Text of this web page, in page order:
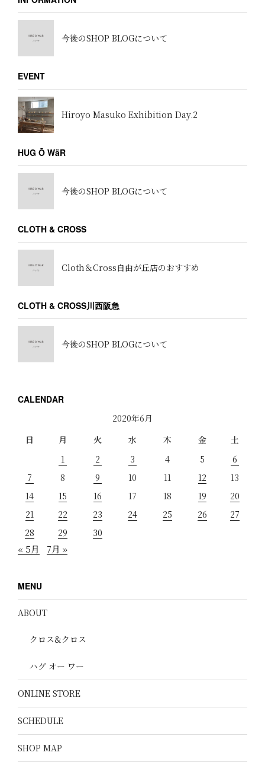
今後のSHOP BLOGについて
EVENT
Hiroyo Masuko Exhibition Day.2
HUG Ō WäR
今後のSHOP BLOGについて
CLOTH & CROSS
Cloth＆Cross自由が丘店のおすすめ
CLOTH & CROSS川西阪急
今後のSHOP BLOGについて
CALENDAR
2020年6月
日
月 火 水 木 金
土
1
2 3 4 5
6
7
8 9 10 11 12
13
14
15 16 17 18 19
20
21
22 23 24 25 26
27
28
29 30
« 5月 7月 »
MENU
ABOUT
クロス&クロス
ハグ オー ワー
ONLINE STORE
SCHEDULE
SHOP MAP